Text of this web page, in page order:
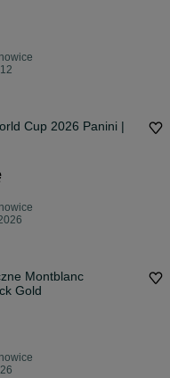
Cup 2026 Panini |
Montblanc
Gold